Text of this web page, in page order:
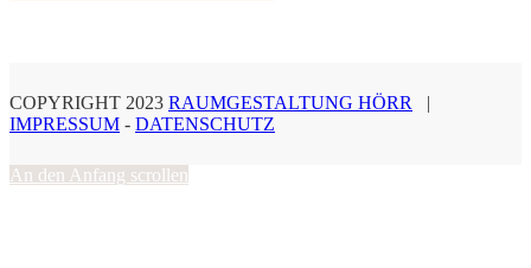
COPYRIGHT 2023 RAUMGESTALTUNG HÖRR
|
IMPRESSUM - DATENSCHUTZ
An den Anfang scrollen